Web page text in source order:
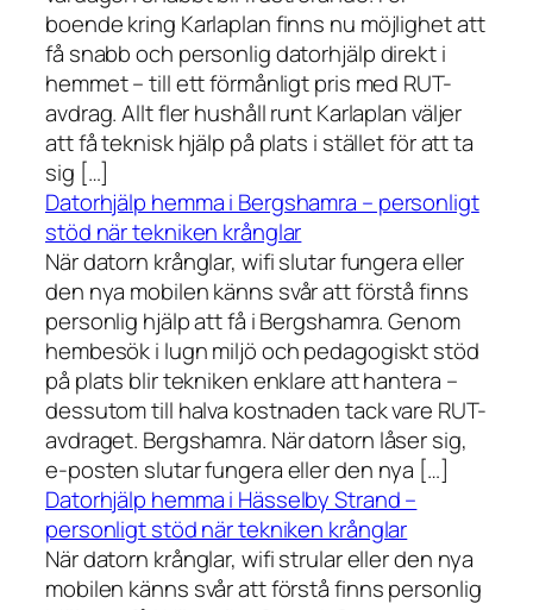
boende kring Karlaplan finns nu möjlighet att
få snabb och personlig datorhjälp direkt i
hemmet – till ett förmånligt pris med RUT-
avdrag. Allt fler hushåll runt Karlaplan väljer
att få teknisk hjälp på plats i stället för att ta
sig […]
Datorhjälp hemma i Bergshamra – personligt
stöd när tekniken krånglar
När datorn krånglar, wifi slutar fungera eller
den nya mobilen känns svår att förstå finns
personlig hjälp att få i Bergshamra. Genom
hembesök i lugn miljö och pedagogiskt stöd
på plats blir tekniken enklare att hantera –
dessutom till halva kostnaden tack vare RUT-
avdraget. Bergshamra. När datorn låser sig,
e-posten slutar fungera eller den nya […]
Datorhjälp hemma i Hässelby Strand –
personligt stöd när tekniken krånglar
När datorn krånglar, wifi strular eller den nya
mobilen känns svår att förstå finns personlig